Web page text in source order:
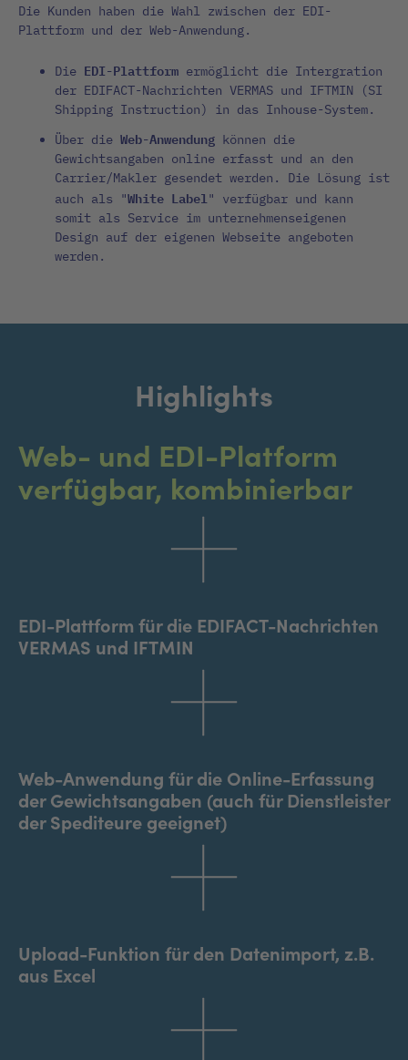
Die Kunden haben die Wahl zwischen der EDI-
Plattform und der Web-Anwendung.
Die EDI-Plattform ermöglicht die Intergration
der EDIFACT-Nachrichten VERMAS und IFTMIN (SI
Shipping Instruction) in das Inhouse-System.
Über die Web-Anwendung können die
Gewichtsangaben online erfasst und an den
Carrier/Makler gesendet werden. Die Lösung ist
auch als "White Label " verfügbar und kann
somit als Service im unternehmenseigenen
Design auf der eigenen Webseite angeboten
werden.
Highlights
Web- und EDI-Platform
verfügbar, kombinierbar
EDI-Plattform für die EDIFACT-Nachrichten
VERMAS und IFTMIN
Web-Anwendung für die Online-Erfassung
der Gewichtsangaben (auch für Dienstleister
der Spediteure geeignet)
Upload-Funktion für den Datenimport, z.B.
aus Excel